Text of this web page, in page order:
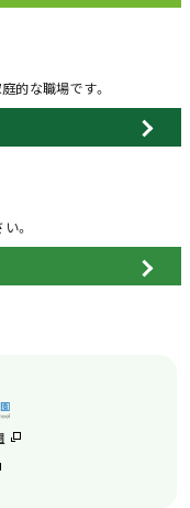
的な職場です。
。